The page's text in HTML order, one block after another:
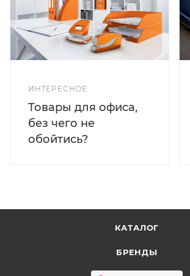
ИНТЕРЕСНОЕ
Товары для офиса,
без чего не
обойтись?
КАТАЛОГ
БРЕНДЫ